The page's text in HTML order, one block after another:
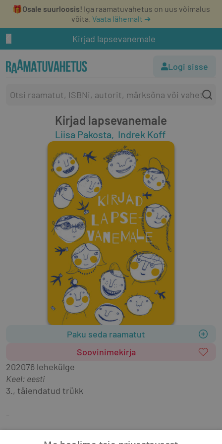
🎁Osale suurloosis! Iga raamatuvahetus on uus võimalus
võita. Vaata lähemalt ➔
Kirjad lapsevanemale
Logi sisse
Kirjad lapsevanemale
Liisa Pakosta Indrek Koff
Paku seda raamatut
Soovinimekirja
202076 lehekülge
Keel: eesti
3., täiendatud trükk
-